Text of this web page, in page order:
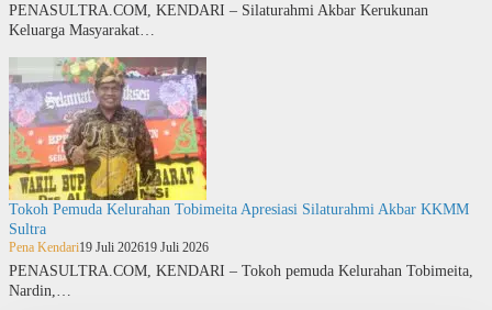
PENASULTRA.COM, KENDARI – Silaturahmi Akbar Kerukunan
Keluarga Masyarakat…
Tokoh Pemuda Kelurahan Tobimeita Apresiasi Silaturahmi Akbar KKMM
Sultra
Pena Kendari19 Juli 202619 Juli 2026
PENASULTRA.COM, KENDARI – Tokoh pemuda Kelurahan Tobimeita,
Nardin,…